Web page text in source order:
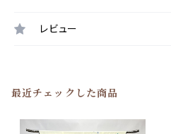
レビュー
最近チェックした商品